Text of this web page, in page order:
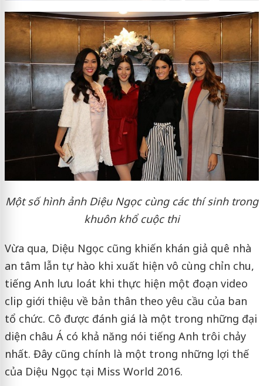
Một số hình ảnh Diệu Ngọc cùng các thí sinh trong
khuôn khổ cuộc thi
Vừa qua, Diệu Ngọc cũng khiến khán giả quê nhà
an tâm lẫn tự hào khi xuất hiện vô cùng chỉn chu,
tiếng Anh lưu loát khi thực hiện một đoạn video
clip giới thiệu về bản thân theo yêu cầu của ban
tổ chức. Cô được đánh giá là một trong những đại
diện châu Á có khả năng nói tiếng Anh trôi chảy
nhất. Đây cũng chính là một trong những lợi thế
của Diệu Ngọc tại Miss World 2016.